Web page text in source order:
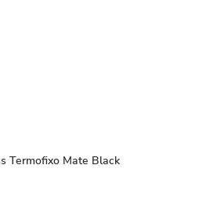
Termofixo Mate Black